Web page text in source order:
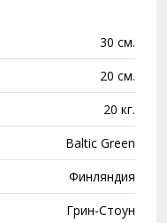
30 см.
20 см.
20 кг.
Baltic Green
Финляндия
Грин-Стоун